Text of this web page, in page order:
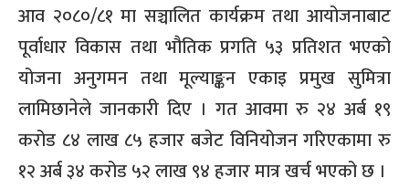
आव २०८०/८१ मा सञ्चालित कार्यक्रम तथा आयोजनाबाट
पूर्वाधार विकास तथा भौतिक प्रगति ५३ प्रतिशत भएको
योजना अनुगमन तथा मूल्याङ्कन एकाइ प्रमुख सुमित्रा
लामिछानेले जानकारी दिए । गत आवमा रु २४ अर्ब १९
करोड ८४ लाख ८५ हजार बजेट विनियोजन गरिएकामा रु
१२ अर्ब ३४ करोड ५२ लाख ९४ हजार मात्र खर्च भएको छ ।